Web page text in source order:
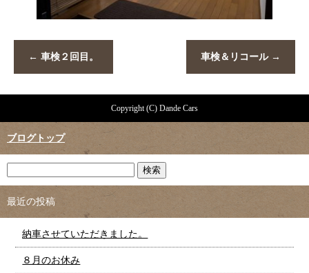
← 車検２回目。 車検＆リコール →
Copyright (C) Dande Cars
ブログトップ
最近の投稿
納車させていただきました。
８月のお休み